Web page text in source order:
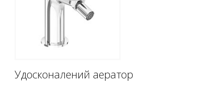
Удосконалений аератор